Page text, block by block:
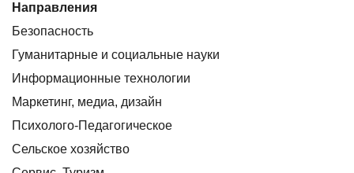
Направления
Безопасность
Гуманитарные и социальные науки
Информационные технологии
Маркетинг, медиа, дизайн
Психолого-Педагогическое
Сельское хозяйство